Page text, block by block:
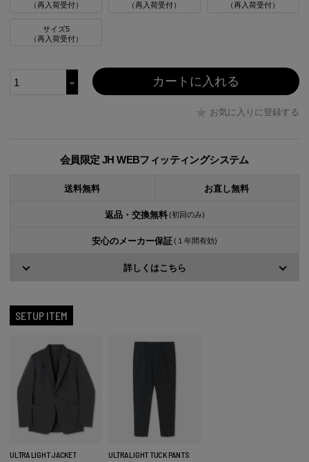
（再入荷受付）
（再入荷受付）
（再入荷受付）
サイズ5
（再入荷受付）
お気に入りに登録する
カートに入れる
会員限定 JH WEBフィッティングシステム
送料無料 お直し無料
返品・交換無料 (初回のみ)
安心のメーカー保証(１年間有効)
詳しくはこちら
SETUP ITEM
ULTRA LIGHT JACKET ULTRA LIGHT TUCK PANTS